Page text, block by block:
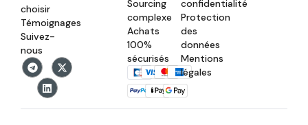
choisir
Témoignages
Suivez-
nous
Sourcing
complexe
Achats
100%
sécurisés
confidentialité
Protection
des
données
Mentions
légales